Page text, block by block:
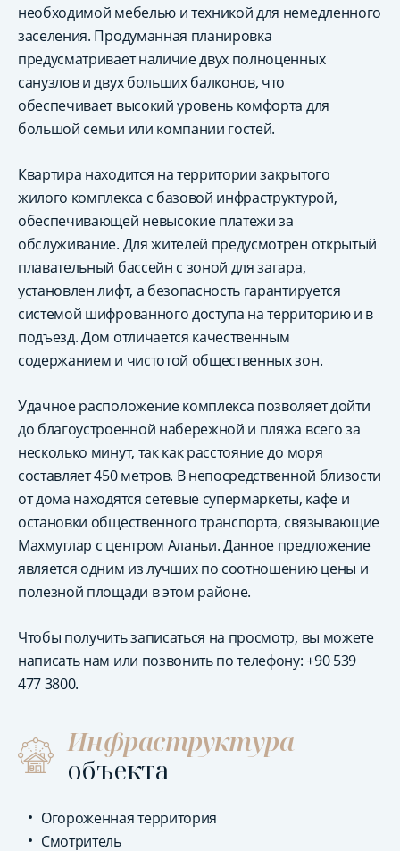
необходимой мебелью и техникой для немедленного
заселения. Продуманная планировка
предусматривает наличие двух полноценных
санузлов и двух больших балконов, что
обеспечивает высокий уровень комфорта для
большой семьи или компании гостей.
Квартира находится на территории закрытого
жилого комплекса с базовой инфраструктурой,
обеспечивающей невысокие платежи за
обслуживание. Для жителей предусмотрен открытый
плавательный бассейн с зоной для загара,
установлен лифт, а безопасность гарантируется
системой шифрованного доступа на территорию и в
подъезд. Дом отличается качественным
содержанием и чистотой общественных зон.
Удачное расположение комплекса позволяет дойти
до благоустроенной набережной и пляжа всего за
несколько минут, так как расстояние до моря
составляет 450 метров. В непосредственной близости
от дома находятся сетевые супермаркеты, кафе и
остановки общественного транспорта, связывающие
Махмутлар с центром Аланьи. Данное предложение
является одним из лучших по соотношению цены и
полезной площади в этом районе.
Чтобы получить записаться на просмотр, вы можете
написать нам или позвонить по телефону: +90 539
477 3800.
Инфраструктура
объекта
Огороженная территория
Смотритель